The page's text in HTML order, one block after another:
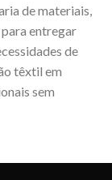
de materiais,
entregar
de
têxtil em
sem